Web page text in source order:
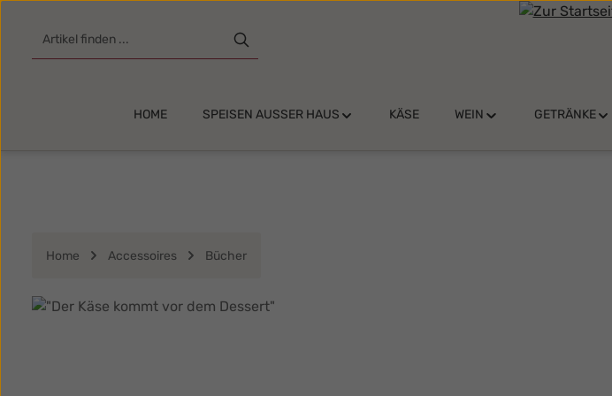
HOME SPEISEN AUSSER HAUS KÄSE WEIN GETRÄNKE
Home Accessoires Bücher
Bildergalerie überspringen